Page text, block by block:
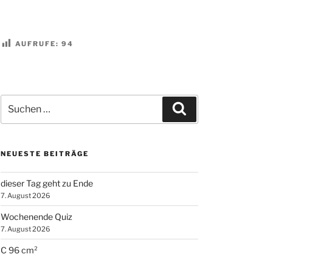
AUFRUFE: 94
nach:
NEUESTE BEITRÄGE
dieser Tag geht zu Ende
7. August 2026
Wochenende Quiz
7. August 2026
C 96 cm²